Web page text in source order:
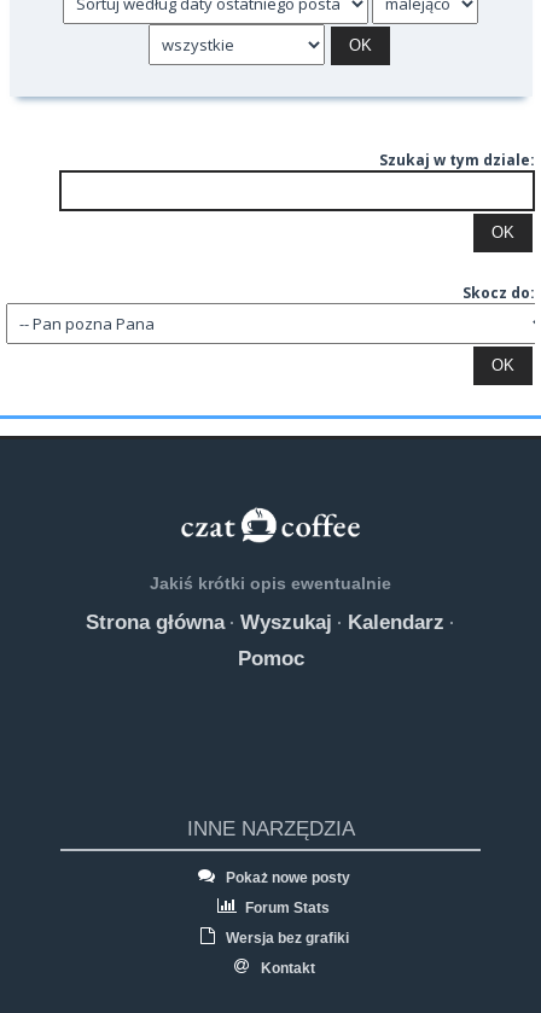
Szukaj w tym dziale:
Skocz do:
Jakiś krótki opis ewentualnie
Strona główna· Wyszukaj · Kalendarz ·
Pomoc
INNE NARZĘDZIA
Pokaż nowe posty
Forum Stats
Wersja bez grafiki
Kontakt